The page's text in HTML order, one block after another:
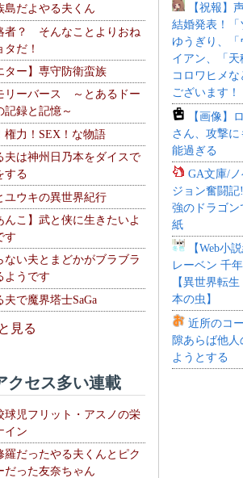
島だよやる夫くん
者？ そんなことよりおね
タだ！
ター】専守防衛蛮族
リーバース ～とあるドー
記録と記憶～
権力！SEX！な物語
夫は神州日乃本をダイスで
する
ユウキの異世界紀行
んこ】武と侠に生きたいよ
す
ない夫とまどかがブラブラ
ようです
夫で魔界塔士SaGa
見る
クセス多い連載
球児フリット・アスノの栄
イン
羅だったやる夫くんとピク
だった友奈ちゃん
【祝報】
結婚発表！「
ゆうぎり、
イアン、「
コロワヒメ
ございます！
【画像】
さん、攻撃
能過ぎる
GA文庫/
ジョン奮闘
強のドラゴ
紙
【Web小
レーベン 千
【異世界転
本の虫】
近所のコ
隙あらば他
ようとする